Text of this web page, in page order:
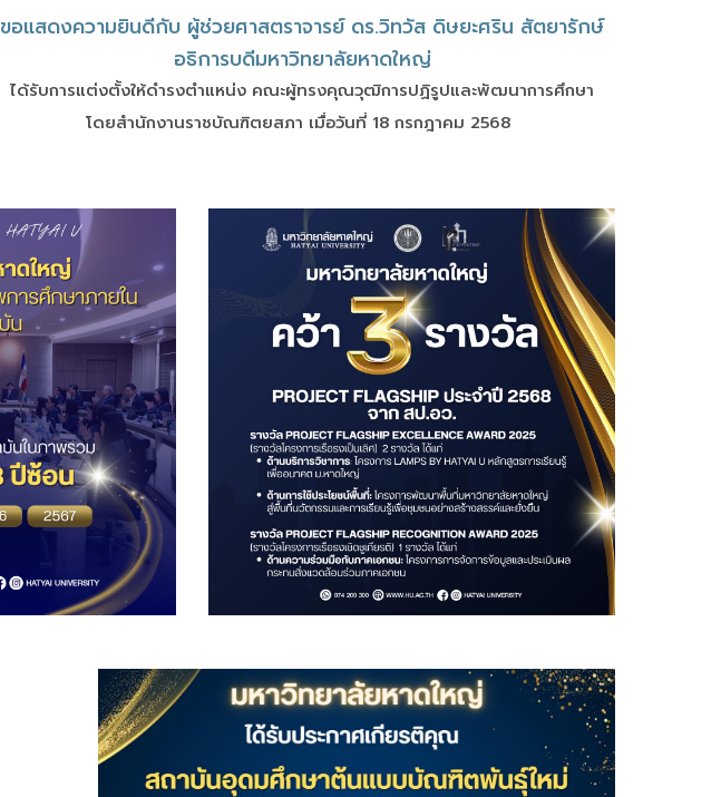
ขอแสดงความยินดีกับ ผู้ช่วยศาสตราจารย์ ดร.วิทวัส ดิษยะศริน สัตยารักษ์
อธิการบดีมหาวิทยาลัยหาดใหญ่
ได้รับการแต่งตั้งให้ดำรงตำแหน่ง คณะผู้ทรงคุณวุฒิการปฏิรูปและพัฒนาการศึกษา
โดยสำนักงานราชบัณฑิตยสภา เมื่อวันที่ 18 กรกฎาคม 2568